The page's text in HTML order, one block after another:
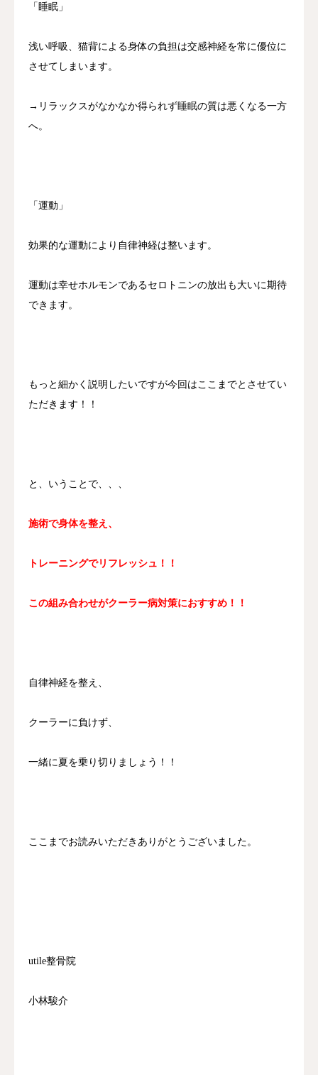
「睡眠」
浅い呼吸、猫背による身体の負担は交感神経を常に優位に
させてしまいます。
→リラックスがなかなか得られず睡眠の質は悪くなる一方
へ。
「運動」
効果的な運動により自律神経は整います。
運動は幸せホルモンであるセロトニンの放出も大いに期待
できます。
もっと細かく説明したいですが今回はここまでとさせてい
ただきます！！
と、いうことで、、、
施術で身体を整え、
トレーニングでリフレッシュ！！
この組み合わせがクーラー病対策におすすめ！！
自律神経を整え、
クーラーに負けず、
一緒に夏を乗り切りましょう！！
ここまでお読みいただきありがとうございました。
utile整骨院
小林駿介